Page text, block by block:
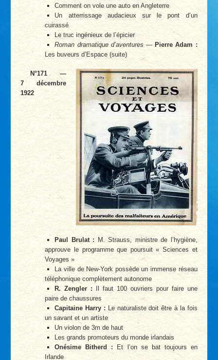
Comment on vole une auto en Angleterre
Un atterrissage audacieux sur le pont d’un
cuirassé
Le truc ingénieux de l’épicier
Roman dramatique d’aventures— Pierre Adam :
Les buveurs d’Espace (suite)
N°171 —
7 décembre
1922
Paul Brulat :M. Strauss, ministre de l’hygiène,
approuve le programme que poursuit « Sciences et
Voyages »
La ville de New-York possède un immense réseau
téléphonique complètement autonome
R. Zengler :Il faut 100 ouvriers pour faire une
paire de chaussures
Capitaine Harry :Le naturaliste doit être à la fois
un savant et un artiste
Un violon de 3m de haut
Les grands promoteurs du monde irlandais
Onésime Bitherd :Et l’on se bat toujours en
Irlande